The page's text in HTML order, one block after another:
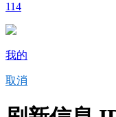
114
我的
取消